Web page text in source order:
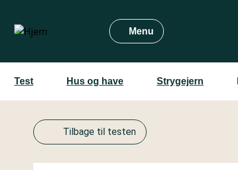
hovedindhold
Menu
Test Hus og have Strygejern
Tilbage til testen